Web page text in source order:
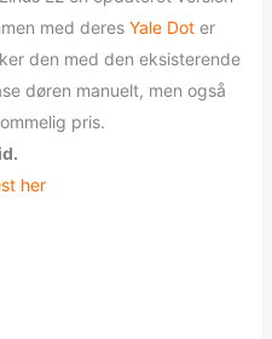
med deres Yale Doter
den med den eksisterende
døren manuelt, men også
pris.
her